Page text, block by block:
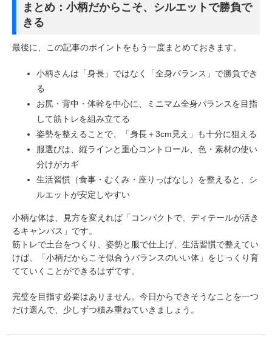
まとめ：小柄だからこそ、シルエットで勝負で
きる
最後に、この記事のポイントをもう一度まとめておきます。
小柄さんは「身長」ではなく「全身バランス」で勝負でき
る
お尻・背中・体幹を中心に、ミニマム全身バランスを目指
して筋トレを組み立てる
姿勢を整えることで、「身長＋3cm見え」も十分に狙える
服選びは、縦ラインと重心コントロール、色・素材の使い
分けがカギ
生活習慣（食事・むくみ・座りっぱなし）を整えると、シ
ルエットが安定しやすい
小柄な体は、見方を変えれば「コンパクトで、ディテールが活き
るキャンバス」です。
筋トレで土台をつくり、姿勢と服で仕上げ、生活習慣で整えてい
けば、「小柄だからこそ似合うバランスのいい体」をじっくり育
てていくことができるはずです。
完璧を目指す必要はありません。今日からできそうなことを一つ
だけ選んで、少しずつ積み重ねていきましょう。